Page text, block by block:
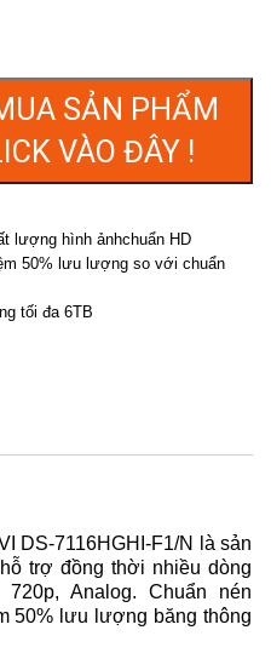
SẢN PHẨM
VÀO ĐÂY !
lượng hình ảnhchuẩn HD
50% lưu lượng so với chuẩn
tối đa 6TB
DS-7116HGHI-F1/N là sản
trợ đồng thời nhiều dòng
Analog. Chuẩn nén
50% lưu lượng băng thông